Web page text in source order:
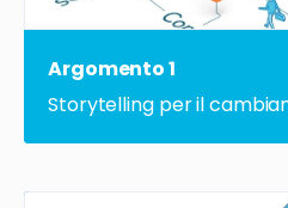
Argomento 1
Storytelling per il